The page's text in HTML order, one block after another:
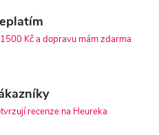
Kč a dopravu mám zdarma
recenze na Heureka